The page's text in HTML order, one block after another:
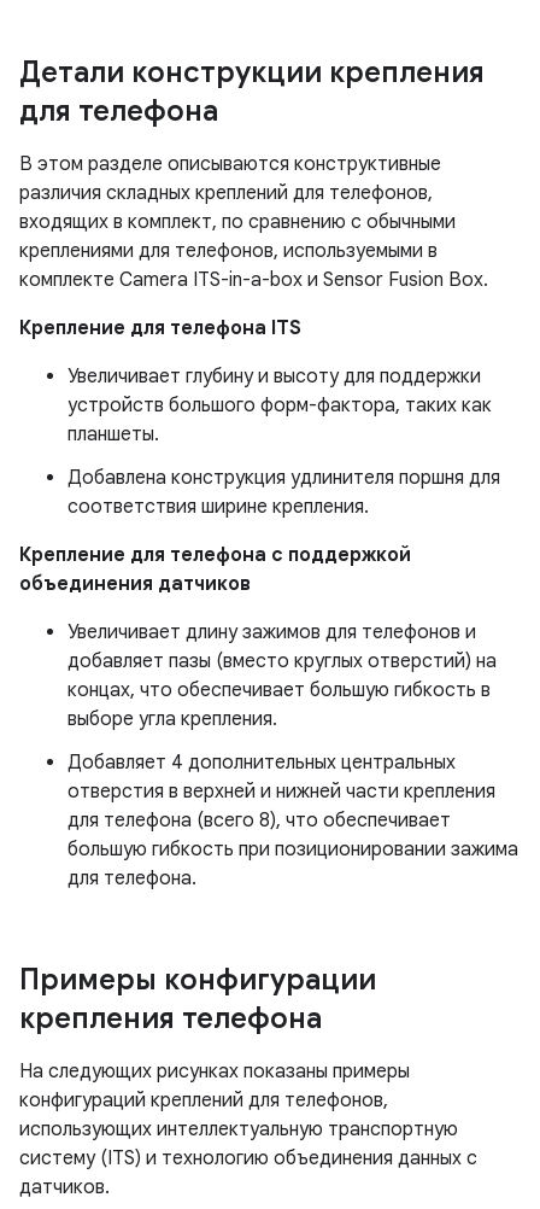
Детали конструкции крепления
для телефона
В этом разделе описываются конструктивные
различия складных креплений для телефонов,
входящих в комплект, по сравнению с обычными
креплениями для телефонов, используемыми в
комплекте Camera ITS-in-a-box и Sensor Fusion Box.
Крепление для телефона ITS
Увеличивает глубину и высоту для поддержки
устройств большого форм-фактора, таких как
планшеты.
Добавлена ​​конструкция удлинителя поршня для
соответствия ширине крепления.
Крепление для телефона с поддержкой
объединения датчиков
Увеличивает длину зажимов для телефонов и
добавляет пазы (вместо круглых отверстий) на
концах, что обеспечивает большую гибкость в
выборе угла крепления.
Добавляет 4 дополнительных центральных
отверстия в верхней и нижней части крепления
для телефона (всего 8), что обеспечивает
большую гибкость при позиционировании зажима
для телефона.
Примеры конфигурации
крепления телефона
На следующих рисунках показаны примеры
конфигураций креплений для телефонов,
использующих интеллектуальную транспортную
систему (ITS) и технологию объединения данных с
датчиков.